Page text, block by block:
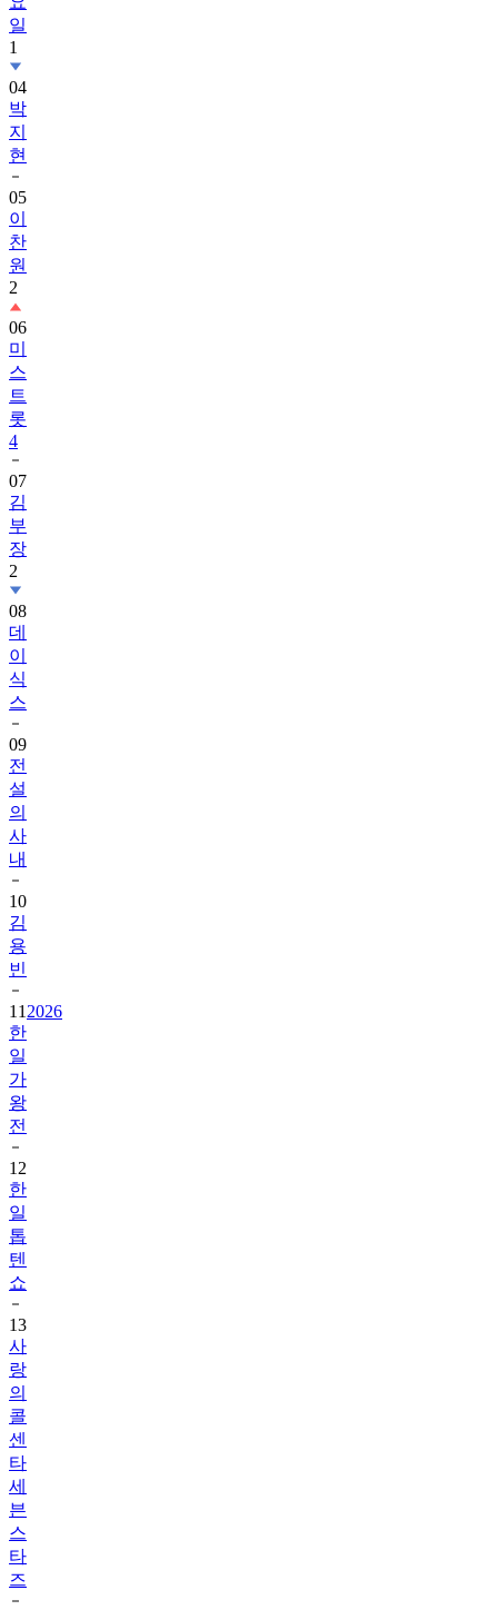
일
1
04
박
지
현
05
이
찬
원
2
06
미
스
트
롯
4
07
김
부
장
2
08
데
이
식
스
09
전
설
의
사
내
10
김
용
빈
11 2026
한
일
가
왕
전
12
한
일
톱
텐
쇼
13
사
랑
의
콜
센
타
세
븐
스
타
즈